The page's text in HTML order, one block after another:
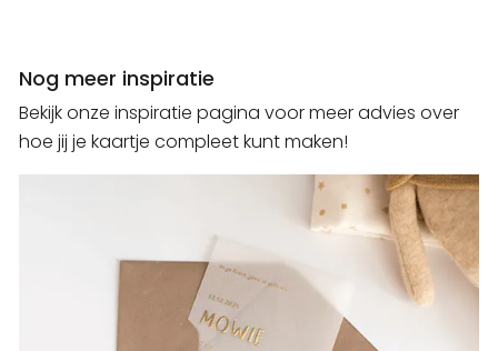
Nog meer inspiratie
Bekijk onze inspiratie pagina voor meer advies over
hoe jij je kaartje compleet kunt maken!